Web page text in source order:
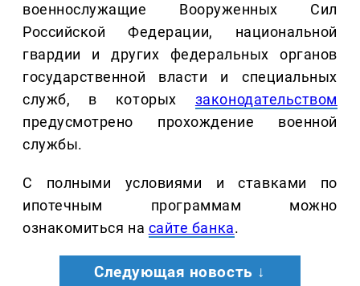
военнослужащие Вооруженных Сил
Российской Федерации, национальной
гвардии и других федеральных органов
государственной власти и специальных
служб, в которых законодательством
предусмотрено прохождение военной
службы.
С полными условиями и ставками по
ипотечным программам можно
ознакомиться на сайте банка.
Следующая новость ↓